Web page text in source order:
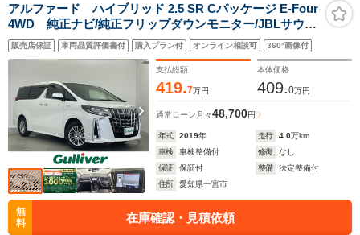
アルファード ハイブリッド 2.5 SR Cパッケージ E-Four
4WD 純正ナビ/純正フリップダウンモニター/JBLサウン
ド/ワイヤレス充電/シーケンシャルウインカー/デジタルイ
ンナーミラー/本革シート/ブラインドスポットモニタ
ー/ETC2.0/シートヒーター/USB/シートベンチレーション
販売店保証 車両品質評価書付 購入プラン付 オンライン相談可 360°画像付
支払総額
419.7万円
本体価格
409.0万円
通常ローン 月々48,700円
年式 2019年 走行 4.0万km
車検
車検整備付 修復
なし
保証
保証付 整備
法定整備付
住所
愛知県一宮市
無
料
在庫確認・見積依頼